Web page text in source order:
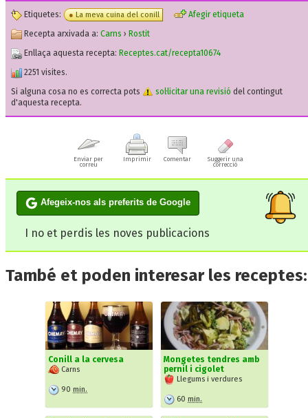
Etiquetes: La meva cuina del conill
Afegir etiqueta
Recepta arxivada a: Carns › Rostit
Enllaça aquesta recepta: Receptes.cat/recepta10674
2251 visites.
Si alguna cosa no es correcta pots
sol·licitar una revisió del contingut
d'aquesta recepta.
Enviar per
correu
Imprimir Comentar
Suggerir una
correcció
Afegeix-nos als preferits de Google
I no et perdis les noves publicacions
També et poden interesar les receptes:
Conill a la cervesa
Carns
90 min.
Mongetes tendres amb
pernil i cigolet
Llegums i verdures
60 min.